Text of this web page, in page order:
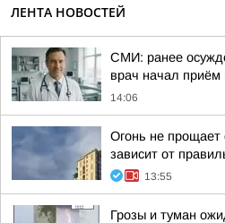
ЛЕНТА НОВОСТЕЙ
СМИ: ранее
врач начал приём
14:06
Огонь не
зависит от
13:55
Грозы и туман